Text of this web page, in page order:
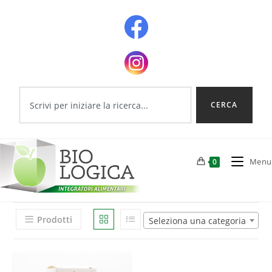
CERCA
0 Menu
Seleziona una categoria
Prodotti